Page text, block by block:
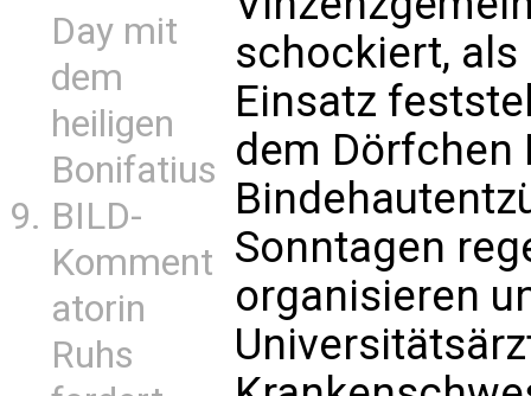
Day mit
dem
heiligen
Bonifatius
BILD-
Komment
atorin
Ruhs
schockiert,
Einsatz
dem Dörfchen
Sonntagen
organisieren